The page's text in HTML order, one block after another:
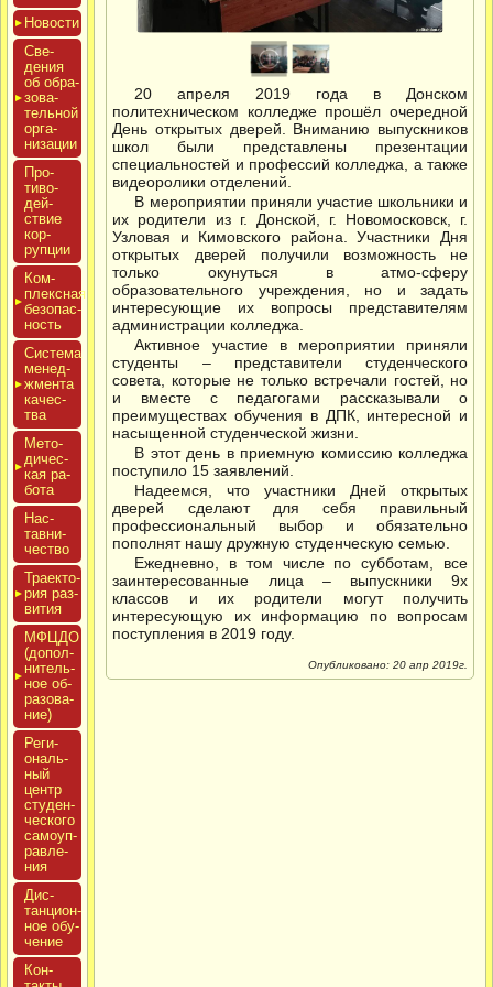
Новос­ти
Све­
дения
об об­ра­
зова­
тель­ной
ор­га­
низа­ции
Про­
тиво­
дей­
ствие
кор­
рупции
Ком­
плексная
бе­зопас­
ность
Сис­те­ма
ме­нед­
жмен­та
ка­чес­
тва
Мето­
дичес­
кая ра­
бота
Нас­
тавни­
чес­тво
Тра­ек­то­
рия раз­
ви­тия
МФЦДО
(до­пол­
ни­тель­
ное об­
ра­зова­
ние)
Реги­
ональ­
ный
центр
сту­ден­
ческо­го
са­мо­уп­
равле­
ния
Дис­
танци­он­
ное обу­
чение
Кон­
20 апреля 2019 года в Донском
политехническом колледже прошёл очередной
День открытых дверей. Вниманию выпускников
школ были представлены презентации
специальностей и профессий колледжа, а также
видеоролики отделений.
В мероприятии приняли участие школьники и
их родители из г. Донской, г. Новомосковск, г.
Узловая и Кимовского района. Участники Дня
открытых дверей получили возможность не
только окунуться в атмо-сферу
образовательного учреждения, но и задать
интересующие их вопросы представителям
администрации колледжа.
Активное участие в мероприятии приняли
студенты – представители студенческого
совета, которые не только встречали гостей, но
и вместе с педагогами рассказывали о
преимуществах обучения в ДПК, интересной и
насыщенной студенческой жизни.
В этот день в приемную комиссию колледжа
поступило 15 заявлений.
Надеемся, что участники Дней открытых
дверей сделают для себя правильный
профессиональный выбор и обязательно
пополнят нашу дружную студенческую семью.
Ежедневно, в том числе по субботам, все
заинтересованные лица – выпускники 9х
классов и их родители могут получить
интересующую их информацию по вопросам
поступления в 2019 году.
Опубликовано: 20 апр 2019г.